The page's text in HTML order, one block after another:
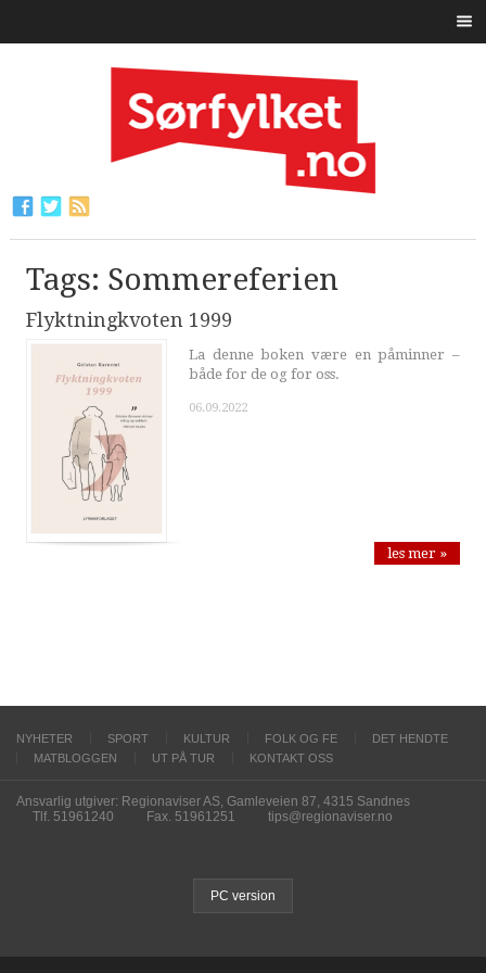
Tags: Sommereferien
Flyktningkvoten 1999
La denne boken være en påminner –
både for de og for oss.
06.09.2022
les mer »
NYHETER SPORT KULTUR FOLK OG FE
DET HENDTE
MATBLOGGEN
UT PÅ TUR KONTAKT OSS
Ansvarlig utgiver: Regionaviser AS, Gamleveien 87, 4315 Sandnes
Tlf. 51961240
Fax. 51961251 tips@regionaviser.no
PC version